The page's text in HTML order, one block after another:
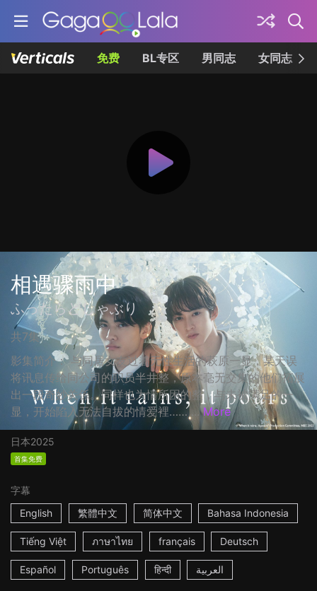
免费 BL专区 男同志 女同志
相遇骤雨中
ふったらどしゃぶり
共7集
影集简介： 与同居女友过着无性生活的萩原一显，某天误
将讯息传给同公司的职员半井整，原本毫无交集的他们拓展
出一段奇妙关係。同样也为情所困的整，与未被满足的一
显，开始陷入无法自拔的情爱裡…… ... More
日本2025
首集免费
字幕
English
繁體中文 简体中文 Bahasa Indonesia
Tiếng Việt ภาษาไทย français Deutsch
Español Português हिन्दी العربية